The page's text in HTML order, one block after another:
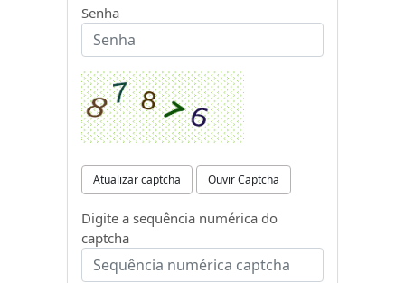
Senha
Atualizar captcha Ouvir Captcha
Digite a sequência numérica do
captcha